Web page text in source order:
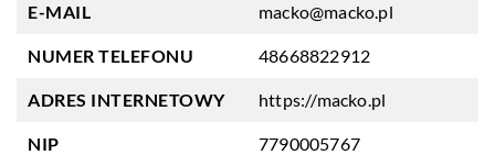
E-MAIL macko@macko.pl
NUMER TELEFONU 48668822912
ADRES INTERNETOWY https://macko.pl
NIP 7790005767